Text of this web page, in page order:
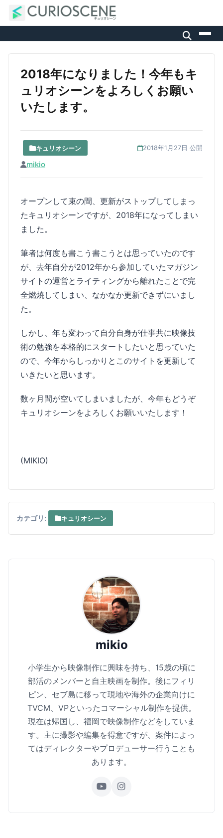
2018年になりました！今年もキ
ュリオシーンをよろしくお願い
いたします。
キュリオシーン 2018年1月27日 公開
mikio
オープンして束の間、更新がストップしてしまっ
たキュリオシーンですが、2018年になってしまい
ました。
筆者は何度も書こう書こうとは思っていたのです
が、去年自分が2012年から参加していたマガジン
サイトの運営とライティングから離れたことで完
全燃焼してしまい、なかなか更新できずにいまし
た。
しかし、年も変わって自分自身が仕事共に映像技
術の勉強を本格的にスタートしたいと思っていた
ので、今年からしっかりとこのサイトを更新して
いきたいと思います。
数ヶ月間が空いてしまいましたが、今年もどうぞ
キュリオシーンをよろしくお願いいたします！
(MIKIO)
カテゴリ: キュリオシーン
mikio
小学生から映像制作に興味を持ち、15歳の頃に
部活のメンバーと自主映画を制作。後にフィリ
ピン、セブ島に移って現地や海外の企業向けに
TVCM、VPといったコマーシャル制作を提供。
現在は帰国し、福岡で映像制作などをしていま
す。主に撮影や編集を得意ですが、案件によっ
てはディレクターやプロデューサー行うことも
あります。